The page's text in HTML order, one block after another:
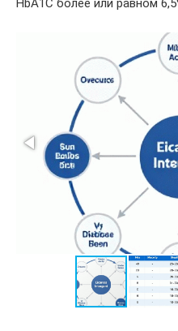
HbA1C более или равном